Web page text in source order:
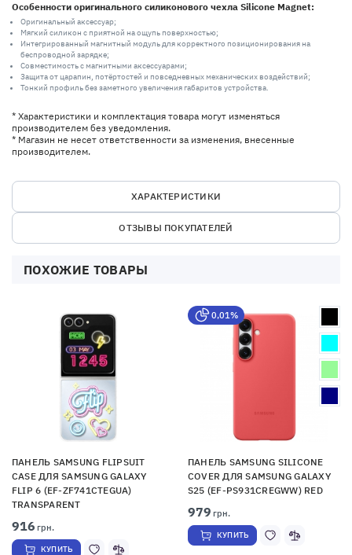
Особенности оригинального силиконового чехла Silicone Magnet:
Оригинальный аксессуар;
Мягкий силикон с приятной на ощупь поверхностью;
Интегрированный магнитный модуль для корректного позиционирования на
беспроводной зарядке;
Совместимость с магнитными аксессуарами;
Защита от царапин, потёртостей и повседневных механических воздействий;
Тонкий профиль без заметного увеличения габаритов устройства.
* Характеристики и комплектация товара могут изменяться
производителем без уведомления.
* Магазин не несет ответственности за изменения, внесенные
производителем.
ХАРАКТЕРИСТИКИ
ОТЗЫВЫ ПОКУПАТЕЛЕЙ
ПОХОЖИЕ ТОВАРЫ
ПАНЕЛЬ SAMSUNG FLIPSUIT
CASE ДЛЯ SAMSUNG GALAXY
FLIP 6 (EF-ZF741CTEGUA)
TRANSPARENT
916 грн.
КУПИТЬ
0,01%
ПАНЕЛЬ SAMSUNG SILICONE
COVER ДЛЯ SAMSUNG GALAXY
S25 (EF-PS931CREGWW) RED
979 грн.
КУПИТЬ